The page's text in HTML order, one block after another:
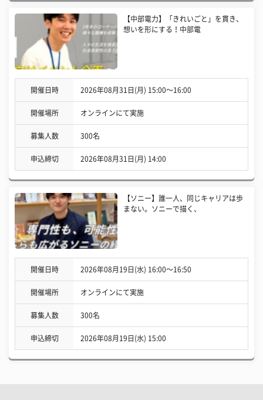
【中部電力】「きれいごと」を貫き、
想いを形にする！中部電
開催日時 2026年08月31日(月) 15:00〜16:00
開催場所 オンラインにて実施
募集人数 300名
申込締切 2026年08月31日(月) 14:00
【ソニー】誰一人、同じキャリアは歩
まない。ソニーで描く、
開催日時 2026年08月19日(水) 16:00〜16:50
開催場所 オンラインにて実施
募集人数 300名
申込締切 2026年08月19日(水) 15:00